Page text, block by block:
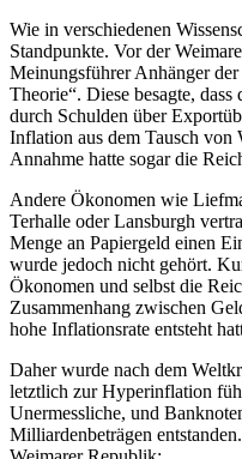
Wie in verschiedenen
Standpunkte. Vor der
Meinungsführer Anhänger
Theorie“. Diese besagte,
durch Schulden über
Inflation aus dem Tausch von
Annahme hatte sogar die
Andere Ökonomen wie
Terhalle oder Lansburgh
Menge an Papiergeld einen
wurde jedoch nicht gehört.
Ökonomen und selbst die
Zusammenhang zwischen
hohe Inflationsrate entsteht
Daher wurde nach dem
letztlich zur Hyperinflation
Unermessliche, und
Milliardenbeträgen